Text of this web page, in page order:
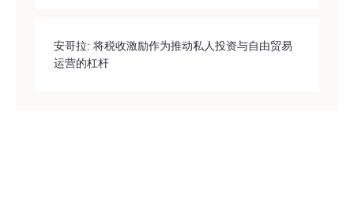
安哥拉: 将税收激励作为推动私人投资与自由贸易
运营的杠杆